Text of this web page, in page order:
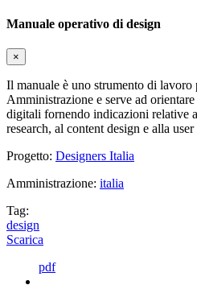
Manuale operativo di design
×
Il manuale è uno strumento di lavoro
Amministrazione e serve ad
digitali fornendo indicazioni relative
research, al content design e alla
Progetto: Designers Italia
Amministrazione: italia
Tag:
design
Scarica
pdf